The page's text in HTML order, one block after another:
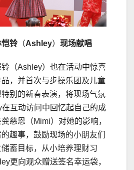
铃（Ashley） 现场献唱
（Ashley）也在活动中惊喜
，并首次与步操乐团及儿童
别的新春表演，将现场气氛
互动访问中回忆起自己的成
慈恩（Mimi）对她的影响，
趣事，鼓励现场的小朋友们
蓄目标，从小培养理财习
更向观众赠送签名幸运袋，